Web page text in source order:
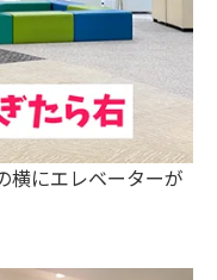
横にエレベーターが